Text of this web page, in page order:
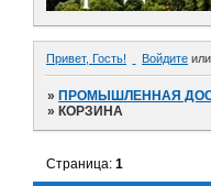
Привет, Гость! Войдите или
»ПРОМЫШЛЕННАЯ
»КОРЗИНА
Страница:1